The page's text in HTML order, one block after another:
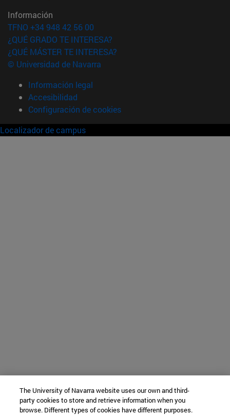
Información
TFNO +34 948 42 56 00
¿QUÉ GRADO TE INTERESA?
¿QUÉ MÁSTER TE INTERESA?
© Universidad de Navarra
Información legal
Accesibilidad
Configuración de cookies
Localizador de campus
The University of Navarra website uses our own and third-
party cookies to store and retrieve information when you
browse. Different types of cookies have different purposes.